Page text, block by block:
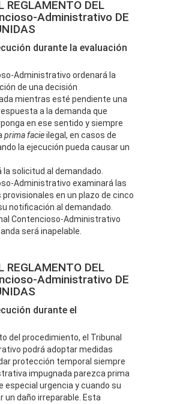
REGLAMENTO DEL
Administrativo DE
durante la evaluación
Administrativo ordenará la
de una decisión
mientras esté pendiente una
a la demanda que
en ese sentido y siempre
prima facieilegal, en casos de
la ejecución pueda causar un
solicitud al demandado.
Administrativo examinará las
en un plazo de cinco
notificación al demandado.
Contencioso-Administrativo
será inapelable.
REGLAMENTO DEL
Administrativo DE
durante el
del procedimiento, el Tribunal
podrá adoptar medidas
protección temporal siempre
impugnada parezca prima
especial urgencia y cuando su
un daño irreparable. Esta